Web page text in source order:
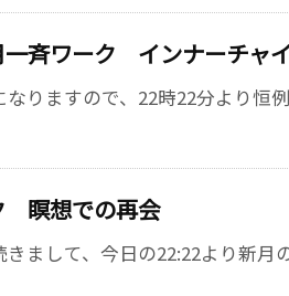
一斉ワーク インナーチャ
なりますので、22時22分より恒
瞑想での再会
きまして、今日の22:22より新月